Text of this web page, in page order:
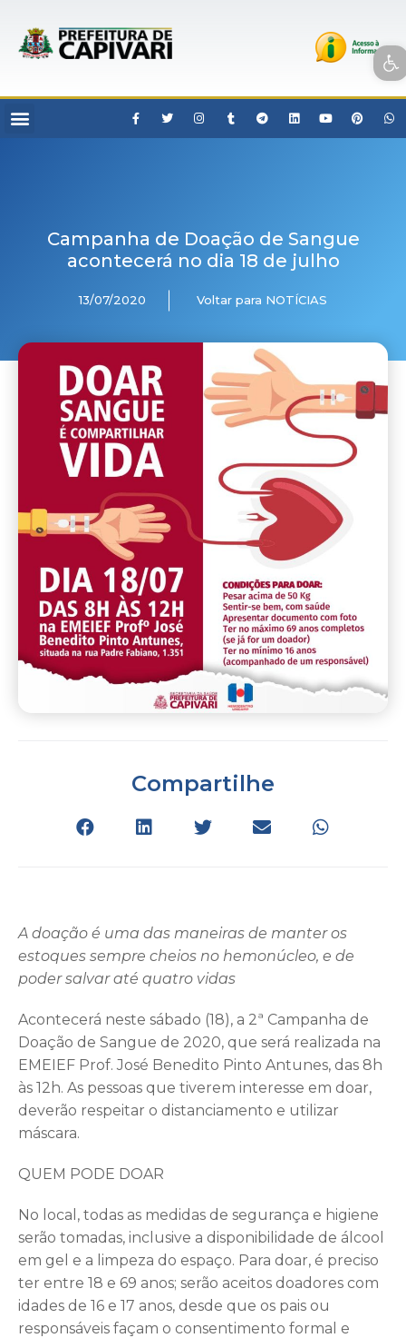
Open toolbar
Campanha de Doação de Sangue
acontecerá no dia 18 de julho
13/07/2020 Voltar para NOTÍCIAS
Compartilhe
A doação é uma das maneiras de manter os
estoques sempre cheios no hemonúcleo, e de
poder salvar até quatro vidas
Acontecerá neste sábado (18), a 2ª Campanha de
Doação de Sangue de 2020, que será realizada na
EMEIEF Prof. José Benedito Pinto Antunes, das 8h
às 12h. As pessoas que tiverem interesse em doar,
deverão respeitar o distanciamento e utilizar
máscara.
QUEM PODE DOAR
No local, todas as medidas de segurança e higiene
serão tomadas, inclusive a disponibilidade de álcool
em gel e a limpeza do espaço. Para doar, é preciso
ter entre 18 e 69 anos; serão aceitos doadores com
idades de 16 e 17 anos, desde que os pais ou
responsáveis façam o consentimento formal e